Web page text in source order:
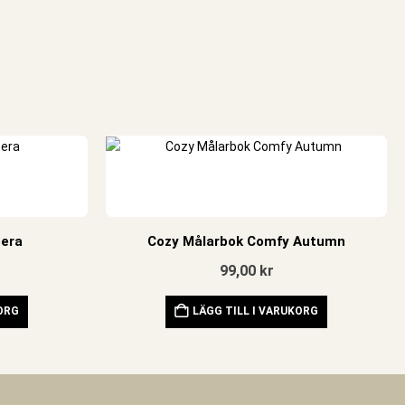
Cozy Målarbok Comfy Autumn
99,00 kr
LÄGG TILL I VARUKORG